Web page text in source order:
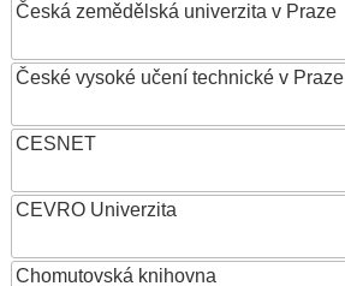
Česká zemědělská univerzita v Praze
České vysoké učení technické v Praze
CESNET
CEVRO Univerzita
Chomutovská knihovna